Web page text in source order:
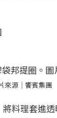
來源｜饗賓集團
料理套進